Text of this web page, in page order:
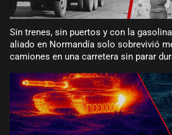
Sin trenes, sin puertos y con la
aliado en Normandía solo sobrevivió
camiones en una carretera sin parar